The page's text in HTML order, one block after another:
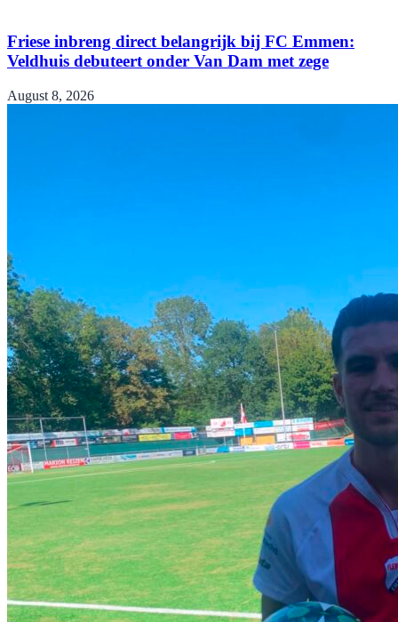
Friese inbreng direct belangrijk bij FC Emmen:
Veldhuis debuteert onder Van Dam met zege
August 8, 2026